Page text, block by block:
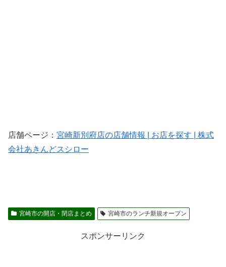
店舗ページ： 宮崎新別府店の店舗情報 | お店を探す | 株式
会社あきんどスシロー
宮崎市の開店・閉店まとめ 宮崎市のランチ新規オープン
スポンサーリンク